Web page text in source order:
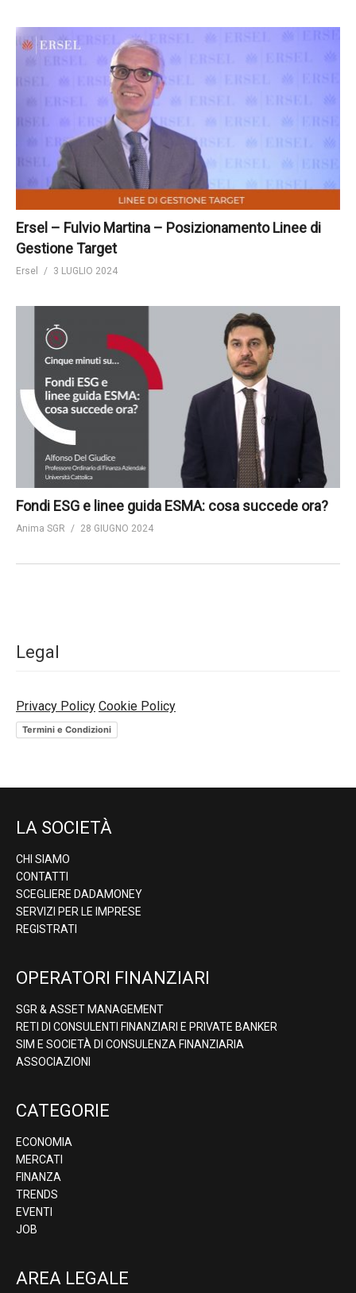
Ersel – Fulvio Martina – Posizionamento Linee di
Gestione Target
Ersel 3 LUGLIO 2024
Fondi ESG e linee guida ESMA: cosa succede ora?
Anima SGR 28 GIUGNO 2024
Legal
Privacy Policy Cookie Policy
Termini e Condizioni
LA SOCIETÀ
CHI SIAMO
CONTATTI
SCEGLIERE DADAMONEY
SERVIZI PER LE IMPRESE
REGISTRATI
OPERATORI FINANZIARI
SGR & ASSET MANAGEMENT
RETI DI CONSULENTI FINANZIARI E PRIVATE BANKER
SIM E SOCIETÀ DI CONSULENZA FINANZIARIA
ASSOCIAZIONI
CATEGORIE
ECONOMIA
MERCATI
FINANZA
TRENDS
EVENTI
JOB
AREA LEGALE